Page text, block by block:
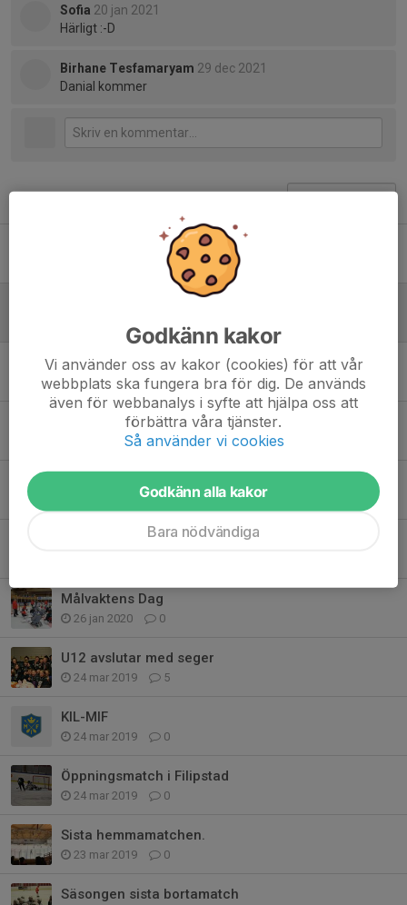
Sofia 20 jan 2021
Härligt :-D
Birhane Tesfamaryam 29 dec 2021
Danial kommer
Tidigare nyheter
Tack för denna säsong!
0
Avslutning U12
19 mar 2020 0
Hockeysäsongen avslutas nu!
16 mar 2020 0
0
Hemmamatch mot Mora
Målvaktens Dag
26 jan 2020 0
U12 avslutar med seger
24 mar 2019 5
KIL-MIF
24 mar 2019 0
Öppningsmatch i Filipstad
24 mar 2019 0
Sista hemmamatchen.
23 mar 2019 0
Säsongen sista bortamatch
Godkänn kakor
Vi använder oss av kakor (cookies) för att vår
webbplats ska fungera bra för dig. De används
även för webbanalys i syfte att hjälpa oss att
förbättra våra tjänster.
Så använder vi cookies
Godkänn alla kakor
Bara nödvändiga